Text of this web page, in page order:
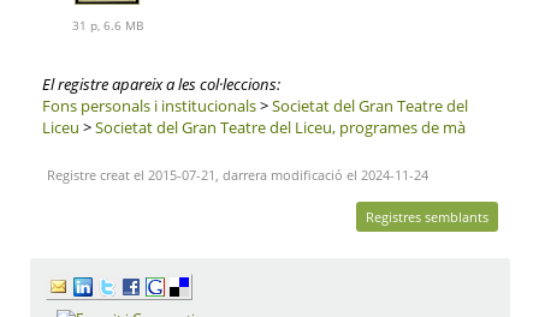
31 p, 6.6 MB
El registre apareix a les col·leccions:
Fons personals i institucionals>Societat del Gran Teatre del
Liceu >Societat del Gran Teatre del Liceu, programes de mà
Registre creat el 2015-07-21, darrera modificació el 2024-11-24
Registres semblants